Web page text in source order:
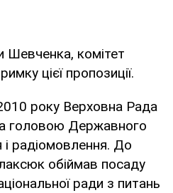
Шевченка, комітет
цієї пропозиції.
року Верховна Рада
головою Державного
і радіомовлення. До
обіймав посаду
ради з питань